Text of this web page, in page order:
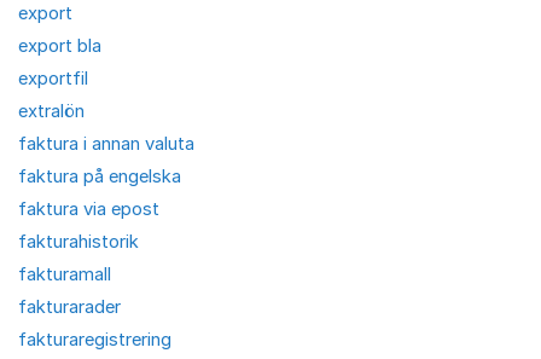
export
export bla
exportfil
extralön
faktura i annan valuta
faktura på engelska
faktura via epost
fakturahistorik
fakturamall
fakturarader
fakturaregistrering